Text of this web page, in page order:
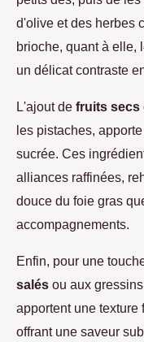
d'olive et des herbes
brioche, quant à elle,
un délicat contraste
L'ajout de fruits secs
les pistaches,
sucrée. Ces
alliances raffinées,
douce du foie gras
accompagnements.
Enfin, pour une
salés ou aux
apportent une texture
offrant une saveur